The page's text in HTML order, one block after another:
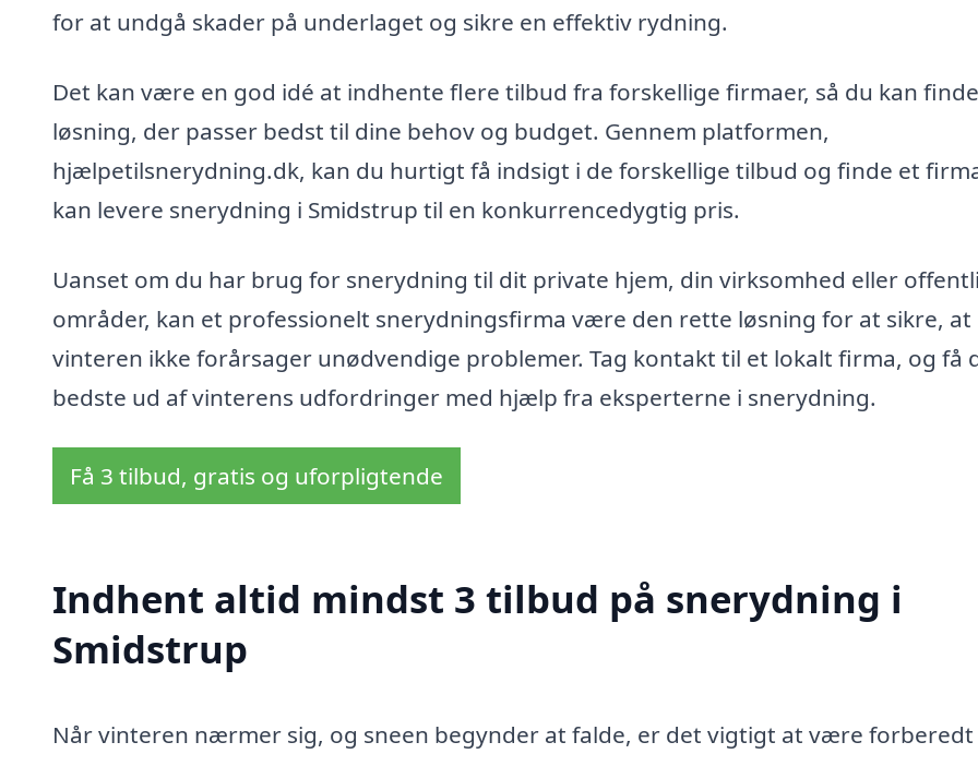
for at undgå skader på underlaget og sikre en effektiv rydning.
Det kan være en god idé at indhente flere tilbud fra forskellige firmaer, så du kan
løsning, der passer bedst til dine behov og budget. Gennem platformen,
hjælpetilsnerydning.dk, kan du hurtigt få indsigt i de forskellige tilbud og finde et
kan levere snerydning i Smidstrup til en konkurrencedygtig pris.
Uanset om du har brug for snerydning til dit private hjem, din virksomhed eller
områder, kan et professionelt snerydningsfirma være den rette løsning for at sikre, at
vinteren ikke forårsager unødvendige problemer. Tag kontakt til et lokalt firma, og få
bedste ud af vinterens udfordringer med hjælp fra eksperterne i snerydning.
Få 3 tilbud, gratis og uforpligtende
Indhent altid mindst 3 tilbud på snerydning i
Smidstrup
Når vinteren nærmer sig, og sneen begynder at falde, er det vigtigt at være forberedt